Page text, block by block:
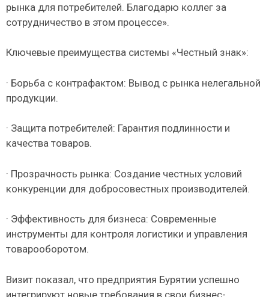
рынка для потребителей. Благодарю коллег за
сотрудничество в этом процессе».
Ключевые преимущества системы «Честный знак»:
· Борьба с контрафактом: Вывод с рынка нелегальной
продукции.
· Защита потребителей: Гарантия подлинности и
качества товаров.
· Прозрачность рынка: Создание честных условий
конкуренции для добросовестных производителей.
· Эффективность для бизнеса: Современные
инструменты для контроля логистики и управления
товарооборотом.
Визит показал, что предприятия Бурятии успешно
интегрируют новые требования в свои бизнес-